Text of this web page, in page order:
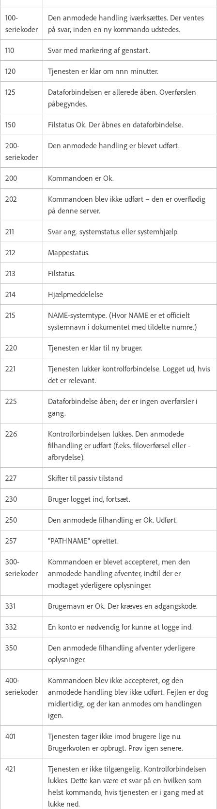
100-
seriekoder
Den anmodede handling iværksættes. Der ventes
på svar, inden en ny kommando udstedes.
110 Svar med markering af genstart.
120 Tjenesten er klar om nnn minutter.
125
Dataforbindelsen er allerede åben. Overførslen
påbegyndes.
150 Filstatus Ok. Der åbnes en dataforbindelse.
200-
seriekoder
Den anmodede handling er blevet udført.
200 Kommandoen er Ok.
202
Kommandoen blev ikke udført – den er overflødig
på denne server.
211 Svar ang. systemstatus eller systemhjælp.
212 Mappestatus.
213 Filstatus.
214 Hjælpmeddelelse
215
NAME-systemtype. (Hvor NAME er et officielt
systemnavn i dokumentet med tildelte numre.)
220 Tjenesten er klar til ny bruger.
221
Tjenesten lukker kontrolforbindelse. Logget ud, hvis
det er relevant.
225
Dataforbindelse åben; der er ingen overførsler i
gang.
226
Kontrolforbindelsen lukkes. Den anmodede
filhandling er udført (f.eks. filoverførsel eller -
afbrydelse).
227 Skifter til passiv tilstand
230 Bruger logget ind, fortsæt.
250 Den anmodede filhandling er Ok. Udført.
257 "PATHNAME" oprettet.
300-
seriekoder
Kommandoen er blevet accepteret, men den
anmodede handling afventer, indtil der er
modtaget yderligere oplysninger.
331 Brugernavn er Ok. Der kræves en adgangskode.
332 En konto er nødvendig for kunne at logge ind.
350
Den anmodede filhandling afventer yderligere
oplysninger.
400-
seriekoder
Kommandoen blev ikke accepteret, og den
anmodede handling blev ikke udført. Fejlen er dog
midlertidig, og der kan anmodes om handlingen
igen.
401
Tjenesten tager ikke imod brugere lige nu.
Brugerkvoten er opbrugt. Prøv igen senere.
421
Tjenesten er ikke tilgængelig. Kontrolforbindelsen
lukkes. Dette kan være et svar på en hvilken som
helst kommando, hvis tjenesten er i gang med at
lukke ned.